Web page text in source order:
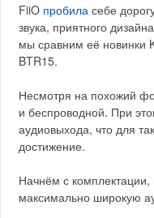
FiiO пробила себе
звука, приятного
мы сравним её новинки
BTR15.
Несмотря на похожий
и беспроводной. При
аудиовыхода, что для
достижение.
Начнём с комплектации,
максимально широкую